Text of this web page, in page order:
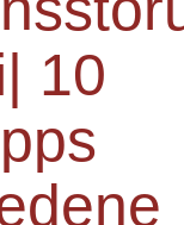
10